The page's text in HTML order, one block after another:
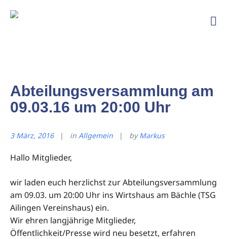
Abteilungsversammlung am
09.03.16 um 20:00 Uhr
3 März, 2016 in Allgemein byMarkus
Hallo Mitglieder,
wir laden euch herzlichst zur Abteilungsversammlung
am 09.03. um 20:00 Uhr ins Wirtshaus am Bächle (TSG
Ailingen Vereinshaus) ein.
Wir ehren langjährige Mitglieder,
Öffentlichkeit/Presse wird neu besetzt, erfahren